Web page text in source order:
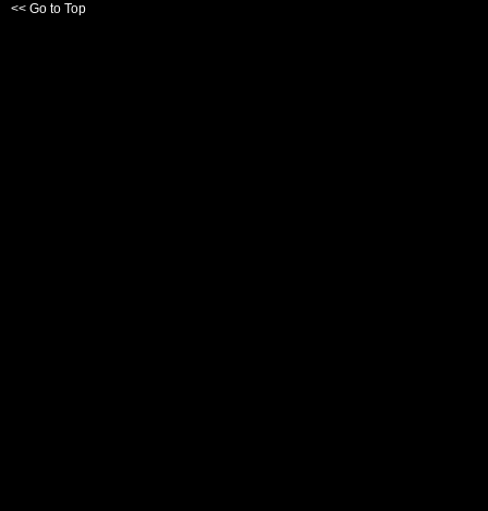
<< Go to Top